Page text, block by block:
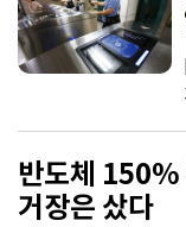
반도체 150%
거장은 샀다